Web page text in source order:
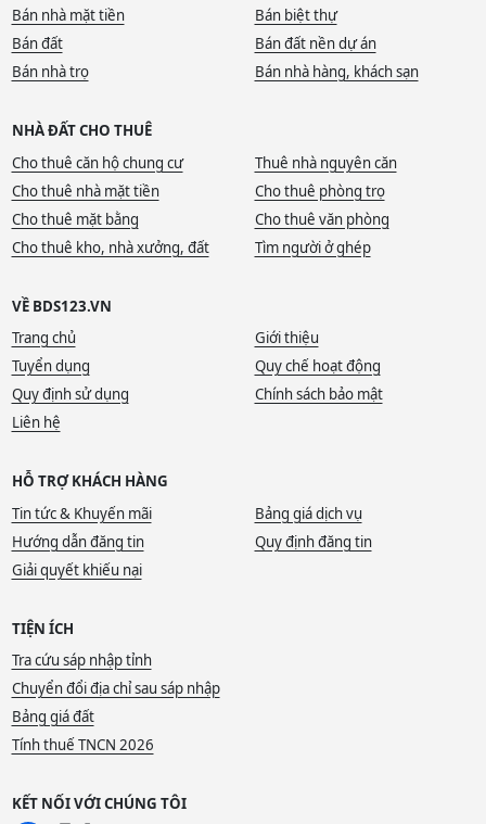
Bán nhà mặt tiền
Bán biệt thự
Bán đất
Bán đất nền dự án
Bán nhà trọ
Bán nhà hàng, khách sạn
NHÀ ĐẤT CHO THUÊ
Cho thuê căn hộ chung cư
Thuê nhà nguyên căn
Cho thuê nhà mặt tiền
Cho thuê phòng trọ
Cho thuê mặt bằng
Cho thuê văn phòng
Cho thuê kho, nhà xưởng, đất
Tìm người ở ghép
VỀ BDS123.VN
Trang chủ
Giới thiệu
Tuyển dụng
Quy chế hoạt động
Quy định sử dụng
Chính sách bảo mật
Liên hệ
HỖ TRỢ KHÁCH HÀNG
Tin tức & Khuyến mãi
Bảng giá dịch vụ
Hướng dẫn đăng tin
Quy định đăng tin
Giải quyết khiếu nại
TIỆN ÍCH
Tra cứu sáp nhập tỉnh
Chuyển đổi địa chỉ sau sáp nhập
Bảng giá đất
Tính thuế TNCN 2026
KẾT NỐI VỚI CHÚNG TÔI